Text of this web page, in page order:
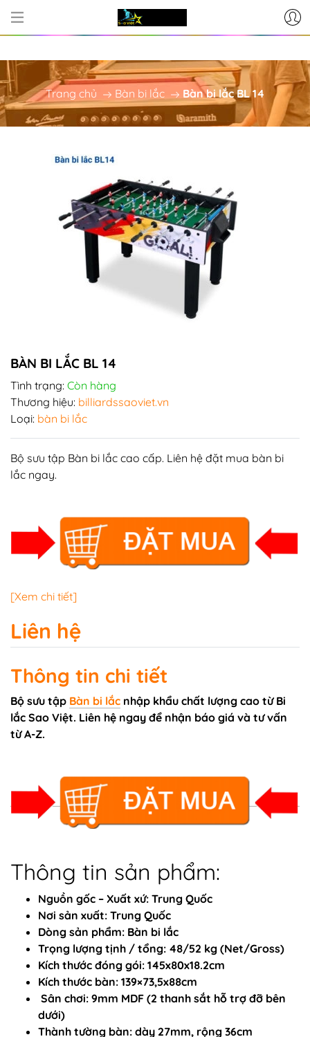
CƠ SỞ CUNG CẤP BÀN BI-A -
Trang chủ Bàn bi lắc Bàn bi lắc BL 14
BÀN BI LẮC BL 14
Tình trạng: Còn hàng
Thương hiệu: billiardssaoviet.vn
Loại: bàn bi lắc
Bộ sưu tập Bàn bi lắc cao cấp. Liên hệ đặt mua bàn bi
lắc ngay.
[Xem chi tiết]
Liên hệ
Thông tin chi tiết
Bộ sưu tập Bàn bi lắc nhập khẩu chất lượng cao từ Bi
lắc Sao Việt. Liên hệ ngay để nhận báo giá và tư vấn
từ A-Z.
Thông tin sản phẩm:
Nguồn gốc – Xuất xứ: Trung Quốc
Nơi sản xuất: Trung Quốc
Dòng sản phẩm: Bàn bi lắc
Trọng lượng tịnh / tổng: 48/52 kg (Net/Gross)
Kích thước đóng gói: 145x80x18.2cm
Kích thước bàn: 139×73,5x88cm
Sân chơi: 9mm MDF (2 thanh sắt hỗ trợ đỡ bên
dưới)
Thành tường bàn: dày 27mm, rộng 36cm